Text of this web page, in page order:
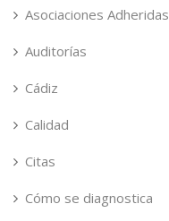
Asociaciones Adheridas
Auditorías
Cádiz
Calidad
Citas
Cómo se diagnostica